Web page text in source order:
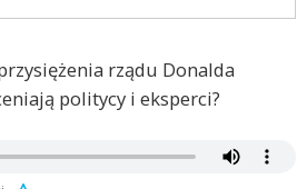
rządu Donalda
politycy i eksperci?